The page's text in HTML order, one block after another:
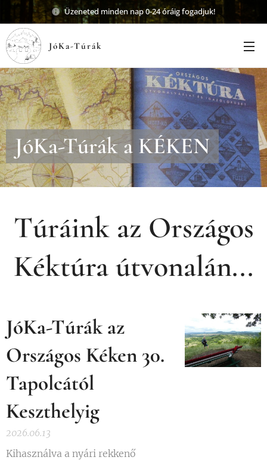
Üzeneted minden nap 0-24 óráig fogadjuk!
JóKa-Túrák
JóKa-Túrák a KÉKEN
Túráink az Országos
Kéktúra útvonalán...
JóKa-Túrák az
Országos Kéken 30.
Tapolcától
Keszthelyig
2026.06.13
Kihasználva a nyári rekkenő